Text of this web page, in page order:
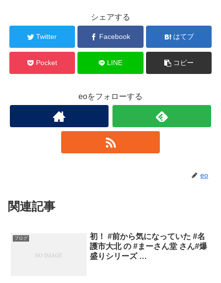
シェアする
Twitter Facebook はてブ
Pocket LINE コピー
eoをフォローする
eo
関連記事
ブログ
初！ #前から気になっていた #名
護市大北 の #まーさん堂 さん#爆
盛りシリーズ …